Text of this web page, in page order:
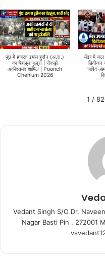
पुंछ में हज़रत इमाम हुसैन (अ.स.)
का चेहलुम जुलूस | सैकड़ों
अकीदतमंद शामिल | Poonch
Chehlum 2026
मेंढर में जल
डिवीजन
जावेद
1 /
Vedant Singh S/O Dr.
Nagar Basti Pin . 272001